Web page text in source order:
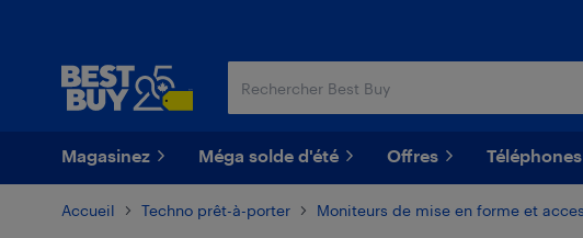
Magasinez Méga solde d'été Offres
Accueil Techno prêt-à-porter Moniteurs de mise en forme et